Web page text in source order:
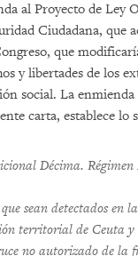
al Proyecto de Ley
Ciudadana, que
que
y libertades de los
social. La
carta, establece lo
Décima. Régimen
sean detectados en
territorial de Ceuta
no autorizado de la